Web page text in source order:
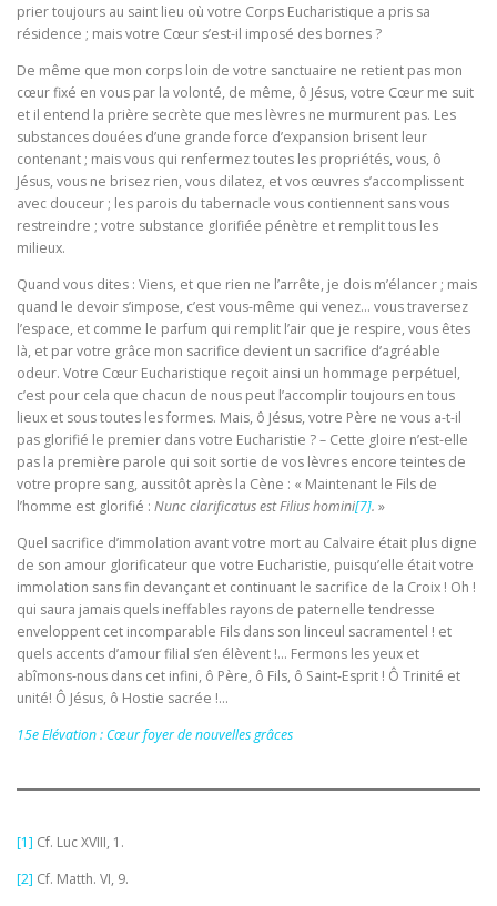
prier toujours au saint lieu où votre Corps Eucharistique a pris sa
résidence ; mais votre Cœur s’est-il imposé des bornes ?
De même que mon corps loin de votre sanctuaire ne retient pas mon
cœur fixé en vous par la volonté, de même, ô Jésus, votre Cœur me suit
et il entend la prière secrète que mes lèvres ne murmurent pas. Les
substances douées d’une grande force d’expansion brisent leur
contenant ; mais vous qui renfermez toutes les propriétés, vous, ô
Jésus, vous ne bri­sez rien, vous dilatez, et vos œuvres s’accomplissent
avec douceur ; les parois du tabernacle vous contiennent sans vous
restreindre ; votre substance glorifiée pénètre et remplit tous les
milieux.
Quand vous dites : Viens, et que rien ne l’arrête, je dois m’élancer ; mais
quand le devoir s’impose, c’est vous-même qui venez… vous traversez
l’espace, et comme le parfum qui remplit l’air que je res­pire, vous êtes
là, et par votre grâce mon sacrifice devient un sacrifice d’agréable
odeur. Votre Cœur Eucharistique reçoit ainsi un hommage perpétuel,
c’est pour cela que chacun de nous peut l’accomplir toujours en tous
lieux et sous toutes les formes. Mais, ô Jésus, votre Père ne vous a-t-il
pas glorifié le premier dans votre Eucharistie ? – Cette gloire n’est-elle
pas la première parole qui soit sortie de vos lèvres encore teintes de
votre propre sang, aussitôt après la Cène : « Maintenant le Fils de
l’homme est glorifié : Nunc clarificatus est Filius homini[7]. »
Quel sacrifice d’immolation avant votre mort au Calvaire était plus digne
de son amour glorificateur que votre Eucharistie, puisqu’elle était votre
immolation sans fin devançant et continuant le sacrifice de la Croix ! Oh !
qui saura jamais quels ineffables rayons de paternelle tendresse
enveloppent cet incomparable Fils dans son linceul sacramentel ! et
quels accents d’amour filial s’en élèvent !… Fermons les yeux et
abîmons-nous dans cet infini, ô Père, ô Fils, ô Saint-Esprit ! Ô Trinité et
unité! Ô Jésus, ô Hostie sacrée !…
15e Elévation : Cœur foyer de nouvelles grâces
[1] Cf. Luc XVIII, 1.
[2] Cf. Matth. VI, 9.